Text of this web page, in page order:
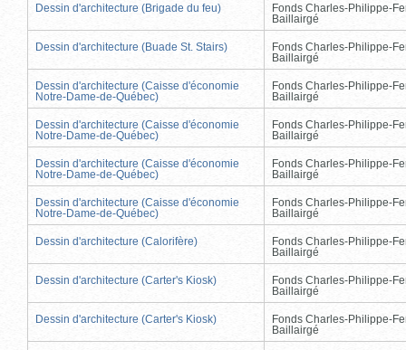
Dessin d'architecture (Brigade du feu)
Fonds Charles-Philippe-
Baillairgé
Dessin d'architecture (Buade St. Stairs)
Fonds Charles-Philippe-
Baillairgé
Dessin d'architecture (Caisse d'économie
Notre-Dame-de-Québec)
Fonds Charles-Philippe-
Baillairgé
Dessin d'architecture (Caisse d'économie
Notre-Dame-de-Québec)
Fonds Charles-Philippe-
Baillairgé
Dessin d'architecture (Caisse d'économie
Notre-Dame-de-Québec)
Fonds Charles-Philippe-
Baillairgé
Dessin d'architecture (Caisse d'économie
Notre-Dame-de-Québec)
Fonds Charles-Philippe-
Baillairgé
Dessin d'architecture (Calorifère)
Fonds Charles-Philippe-
Baillairgé
Dessin d'architecture (Carter's Kiosk)
Fonds Charles-Philippe-
Baillairgé
Dessin d'architecture (Carter's Kiosk)
Fonds Charles-Philippe-
Baillairgé